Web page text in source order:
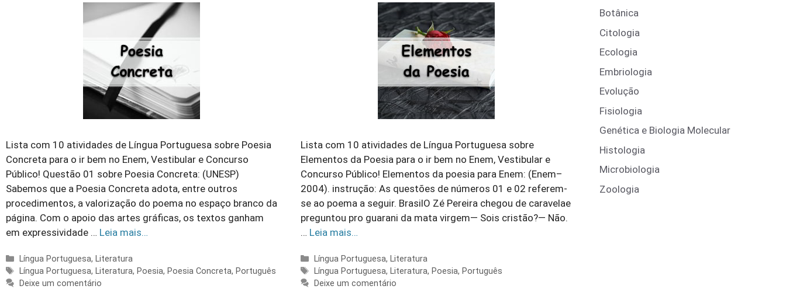
Lista com 10 atividades de Língua Portuguesa sobre Poesia
Concreta para o ir bem no Enem, Vestibular e Concurso
Público! Questão 01 sobre Poesia Concreta: (UNESP)
Sabemos que a Poesia Concreta adota, entre outros
procedimentos, a valorização do poema no espaço branco da
página. Com o apoio das artes gráficas, os textos ganham
em expressividade … Leia mais…
Categorias
Língua Portuguesa, Literatura
Tags
Língua Portuguesa, Literatura, Poesia, Poesia Concreta, Português
Deixe um comentário
Lista com 10 atividades de Língua Portuguesa sobre
Elementos da Poesia para o ir bem no Enem, Vestibular e
Concurso Público! Elementos da poesia para Enem: (Enem–
2004). instrução: As questões de números 01 e 02 referem-
se ao poema a seguir. BrasilO Zé Pereira chegou de caravelae
preguntou pro guarani da mata virgem― Sois cristão?― Não.
… Leia mais…
Categorias
Língua Portuguesa, Literatura
Tags
Língua Portuguesa, Literatura, Poesia, Português
Deixe um comentário
Botânica
Citologia
Ecologia
Embriologia
Evolução
Fisiologia
Genética e Biologia Molecular
Histologia
Microbiologia
Zoologia